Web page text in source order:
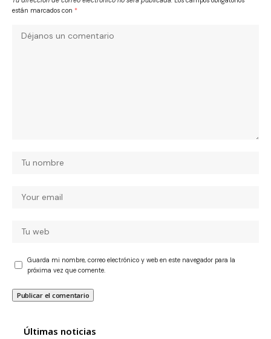
están marcados con *
Guarda mi nombre, correo electrónico y web en este navegador para la
próxima vez que comente.
Últimas noticias